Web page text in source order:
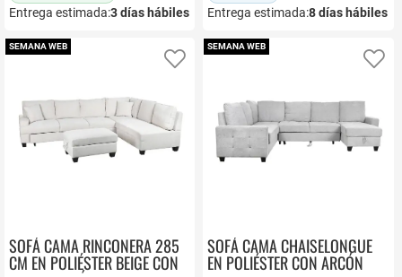
Entrega estimada:3días hábiles Entrega estimada:8días hábiles
SEMANA WEB
Añadir a favoritos
SOFÁ CAMA RINCONERA 285
CM EN POLIÉSTER BEIGE CON
SEMANA WEB
SOFÁ CAMA CHAISELONGUE
EN POLIÉSTER CON ARCÓN